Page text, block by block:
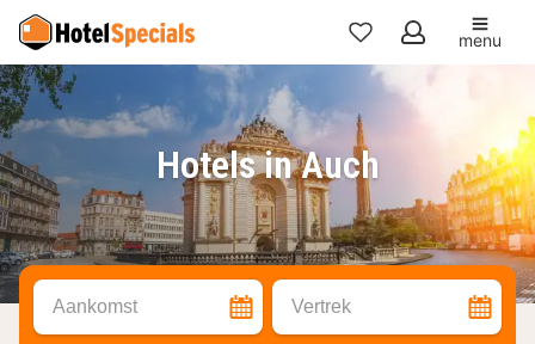
Mijn
favorieten
menu
Hotels in Auch
Aankomst Vertrek